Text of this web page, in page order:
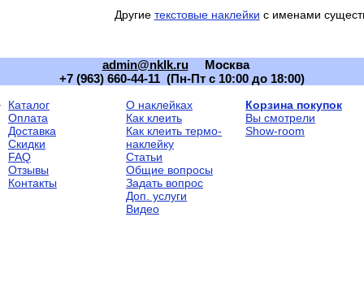
Другие текстовые наклейки с именами
admin@nklk.ru
Москва
+7 (963) 660-44-11 (Пн-Пт с 10:00 до 18:00)
Каталог
Оплата
Доставка
Скидки
FAQ
Отзывы
Контакты
О наклейках
Как клеить
Как клеить термо-
наклейку
Статьи
Общие вопросы
Задать вопрос
Доп. услуги
Видео
Корзина покупок
Вы смотрели
Show-room